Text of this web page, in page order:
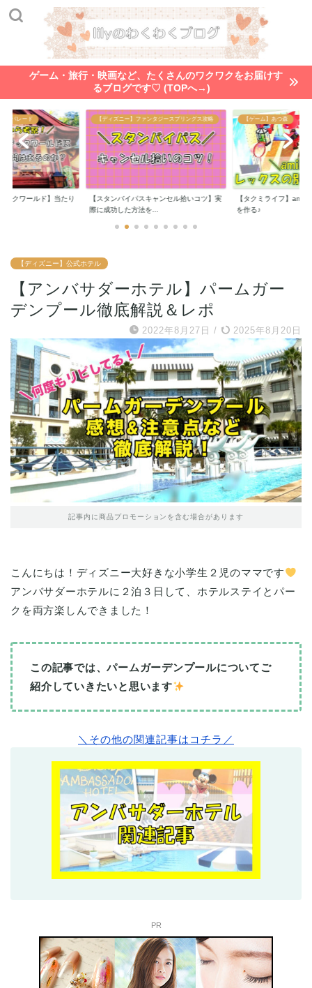
ゲーム・旅行・映画など、たくさんのワクワクをお届けす
るブログです♡ (TOPへ→)
タジースプリングス攻略
ャンセル拾いコツ】実
【ゲーム】あつ森
【タクミライフ】amiiboでレックスの別荘
を作る♪
【ゲーム】あつ森
【ハッピーホームパラ
ュン様から別荘のオ...
【ディズニー】公式ホテル
【アンバサダーホテル】パームガー
デンプール徹底解説＆レポ
2022年8月27日 / 2025年8月20日
記事内に商品プロモーションを含む場合があります
こんにちは！ディズニー大好きな小学生２児のママです
アンバサダーホテルに２泊３日して、ホテルステイとパー
クを両方楽しんできました！
この記事では、パームガーデンプールについてご
紹介していきたいと思います
＼その他の関連記事はコチラ／
PR